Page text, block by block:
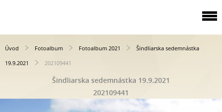
Úvod Fotoalbum Fotoalbum 2021
Šindliarska sedemnástka
19.9.2021
202109441
Šindliarska sedemnástka 19.9.2021
202109441